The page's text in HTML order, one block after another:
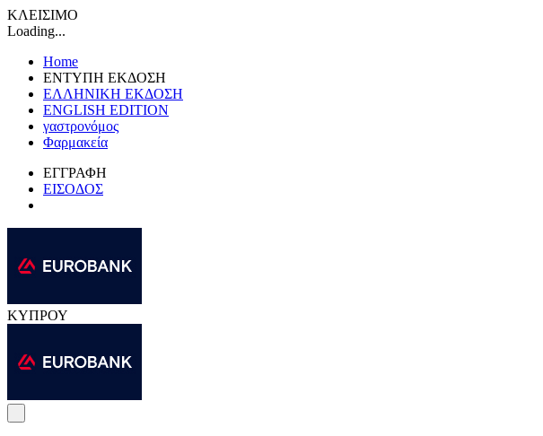
ΚΛΕΙΣΙΜΟ
Loading...
Home
ΕΝΤΥΠΗ ΕΚΔΟΣΗ
ΕΛΛΗΝΙΚΗ ΕΚΔΟΣΗ
ENGLISH EDITION
γαστρονόμος
Φαρμακεία
ΕΓΓΡΑΦΗ
ΕΙΣΟΔΟΣ
ΚΥΠΡΟΥ